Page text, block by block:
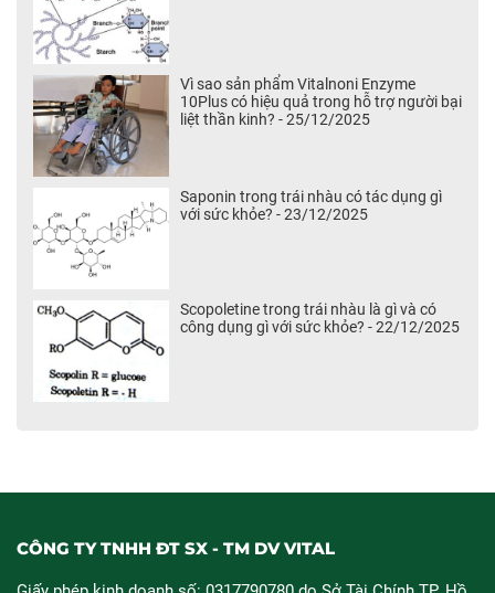
Vì sao sản phẩm Vitalnoni Enzyme
10Plus có hiệu quả trong hỗ trợ người bại
liệt thần kinh? - 25/12/2025
Saponin trong trái nhàu có tác dụng gì
với sức khỏe? - 23/12/2025
Scopoletine trong trái nhàu là gì và có
công dụng gì với sức khỏe? - 22/12/2025
CÔNG TY TNHH ĐT SX - TM DV VITAL